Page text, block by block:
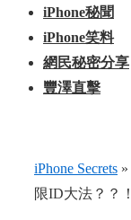
iPhone秘聞
iPhone笑料
網民秘密分享
豐澤直擊
iPhone Secrets »
限ID大法？？！